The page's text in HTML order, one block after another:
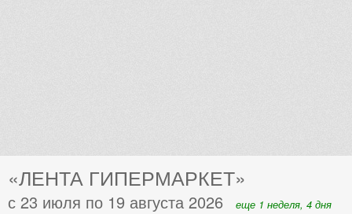
«ЛЕНТА ГИПЕРМАРКЕТ»
с 23 июля по 19 августа 2026 еще 1 неделя, 4 дня